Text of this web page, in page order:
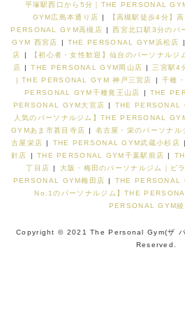
平塚駅西口から5分｜THE PERSONAL
GYM広島本通り店
【高槻駅徒歩4分】
PERSONAL GYM高槻店
西宮北口駅3分のパ
GYM 西宮店
THE PERSONAL GYM浜松店
店
【初心者・女性歓迎】仙台のパーソナル
店
THE PERSONAL GYM岡山店
三宮駅4
| THE PERSONAL GYM 神戸三宮店
千種
PERSONAL GYM千種覚王山店
THE
PERSONAL GYM大宮店
THE PERSONAL
人気のパーソナルジム】THE PERSONAL
GYMあま市甚目寺店
名古屋・栄のパーソナ
古屋栄店
THE PERSONAL GYM武蔵小杉店
針店
THE PERSONAL GYM千葉駅前店
丁目店
大阪・梅田のパーソナルジム｜ピ
PERSONAL GYM梅田店
THE PERSONAL
No.1のパーソナルジム】THE
PERSONAL GYM綾
Copyright © 2021 The Personal Gym(ザ
Reserved.